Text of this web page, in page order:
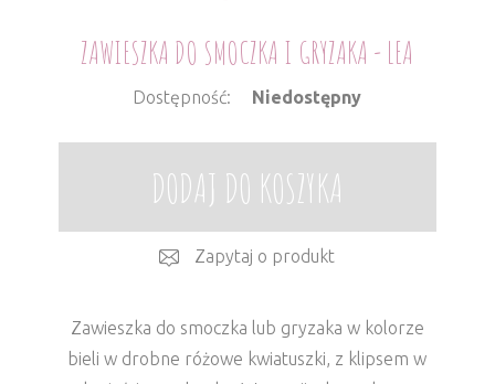
ZAWIESZKA DO SMOCZKA I GRYZAKA - LEA
Dostępność: Niedostępny
DODAJ DO KOSZYKA
Zapytaj o produkt
Zawieszka do smoczka lub gryzaka w kolorze
bieli w drobne różowe kwiatuszki, z klipsem w